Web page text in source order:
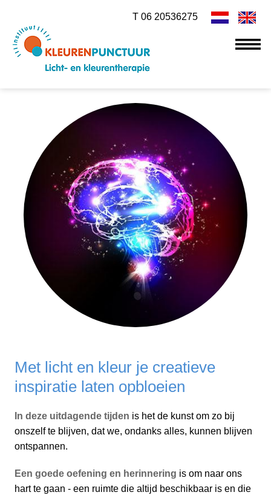
T 06 20536275
Met licht en kleur je creatieve
inspiratie laten opbloeien
In deze uitdagende tijden is het de kunst om zo bij
onszelf te blijven, dat we, ondanks alles, kunnen blijven
ontspannen.
Een goede oefening en herinnering is om naar ons
hart te gaan - een ruimte die altijd beschikbaar is en die